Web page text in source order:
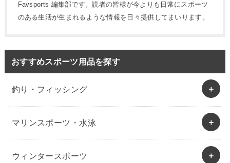
Favsports 編集部です。読者の皆様が今よりも日常にスポーツ
のある生活が生まれるような情報を日々提供してまいります。
おすすめスポーツ用品を探す
釣り・フィッシング
マリンスポーツ・水泳
ウィンタースポーツ